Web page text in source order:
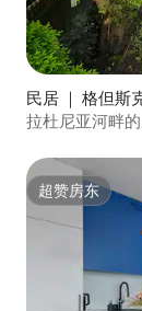
民居 ｜ 格但斯
拉杜尼亚河畔
超赞房东
超赞房东